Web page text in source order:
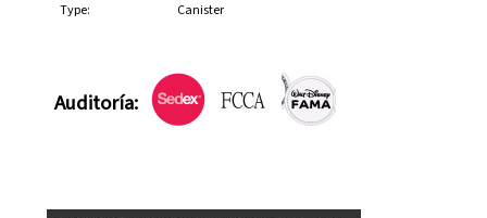
Type:
Canister
Auditoría: